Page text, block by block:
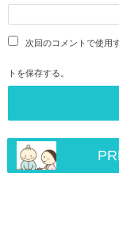
次回のコメントで使用
トを保存する。